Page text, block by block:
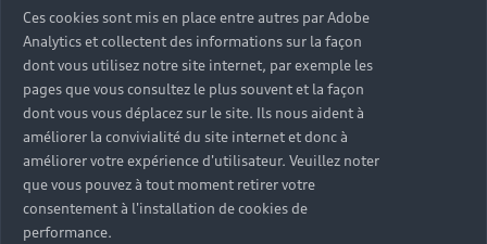
Ces cookies sont mis en place entre autres par Adobe
Analytics et collectent des informations sur la façon
dont vous utilisez notre site internet, par exemple les
pages que vous consultez le plus souvent et la façon
dont vous vous déplacez sur le site. Ils nous aident à
améliorer la convivialité du site internet et donc à
améliorer votre expérience d'utilisateur. Veuillez noter
que vous pouvez à tout moment retirer votre
consentement à l'installation de cookies de
performance.